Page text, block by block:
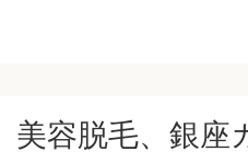
美容脱毛、銀座